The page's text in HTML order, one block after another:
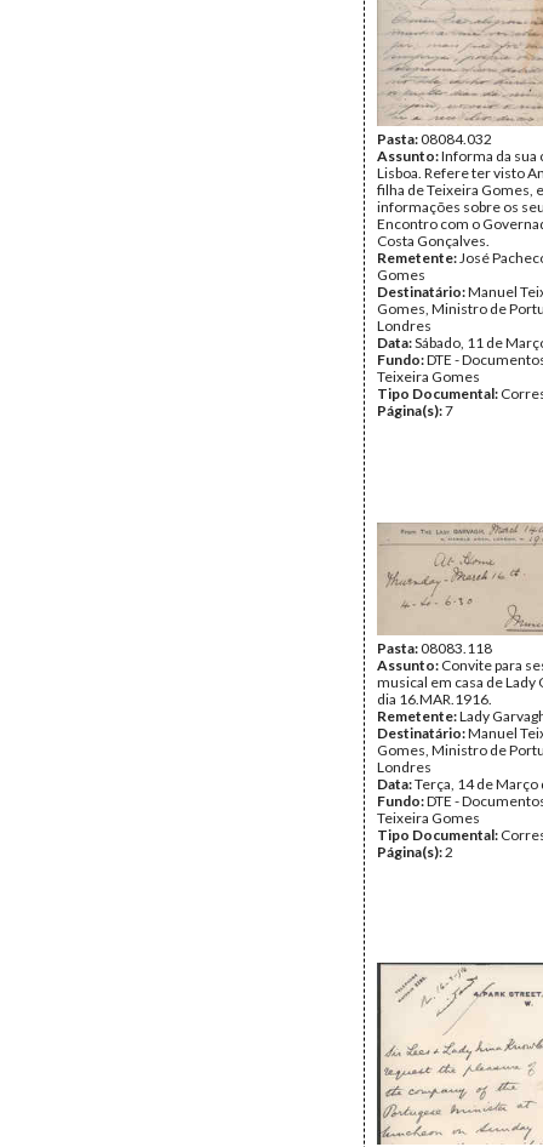
Pasta:08084.032
Assunto:Informa da sua
Lisboa. Refere ter visto
filha de Teixeira Gomes,
informações sobre os
Encontro com o
Costa Gonçalves.
Remetente:José
Gomes
Destinatário:Manuel
Gomes, Ministro de
Londres
Data:Sábado, 11 de
Fundo:DTE -
Teixeira Gomes
Tipo Documental:
Página(s):7
Pasta:08083.118
Assunto: Convite para
musical em casa de Lady
dia 16.MAR.1916.
Remetente:Lady
Destinatário:Manuel
Gomes, Ministro de
Londres
Data:Terça, 14 de Março
Fundo:DTE -
Teixeira Gomes
Tipo Documental:
Página(s):2